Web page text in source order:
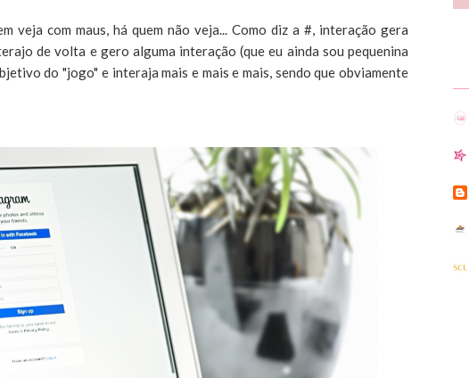
veja com maus, há quem não veja... Como diz a #, interação gera
de volta e gero alguma interação (que eu ainda sou pequenina
do "jogo" e interaja mais e mais e mais, sendo que obviamente